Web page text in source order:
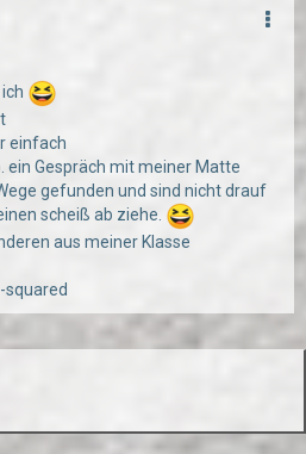
einfach
ein Gespräch mit meiner Matte
gefunden und sind nicht drauf
scheiß ab ziehe.
aus meiner Klasse
squared